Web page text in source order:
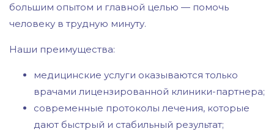
большим опытом и главной целью — помочь
человеку в трудную минуту.
Наши преимущества:
медицинские услуги оказываются только
врачами лицензированной клиники-партнера;
современные протоколы лечения, которые
дают быстрый и стабильный результат;